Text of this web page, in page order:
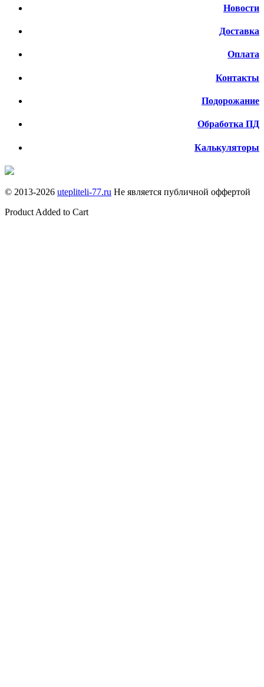
Новости
Доставка
Оплата
Контакты
Подорожание
Обработка ПД
Калькуляторы
© 2013-2026 utepliteli-77.ru Не является публичной оффертой
Product Added to Cart